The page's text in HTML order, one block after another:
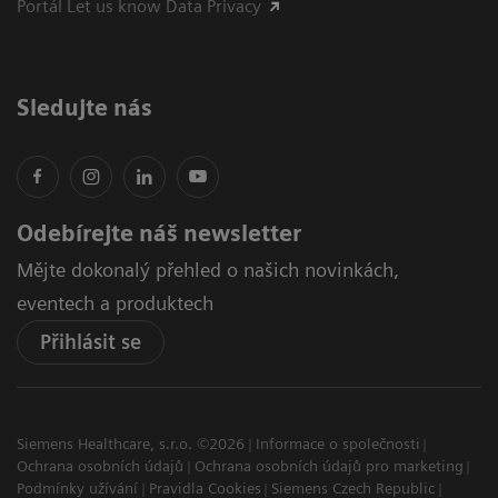
Portál Let us know Data Privacy
Sledujte nás
Odebírejte náš newsletter
Mějte dokonalý přehled o našich novinkách,
eventech a produktech
Přihlásit se
Siemens Healthcare, s.r.o. ©2026
Informace o společnosti
Ochrana osobních údajů
Ochrana osobních údajů pro marketing
Podmínky užívání
Pravidla Cookies
Siemens Czech Republic